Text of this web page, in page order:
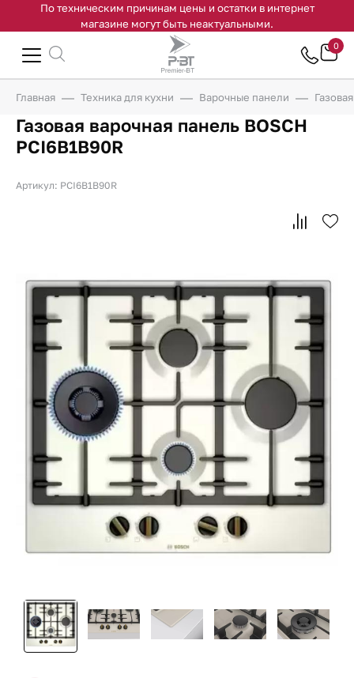
По техническим причинам цены и остатки в интернет
магазине могут быть неактуальными.
0
Главная Техника для кухни Варочные панели
Газовая варочная панель BOSCH
PCI6B1B90R
Артикул: PCI6B1B90R